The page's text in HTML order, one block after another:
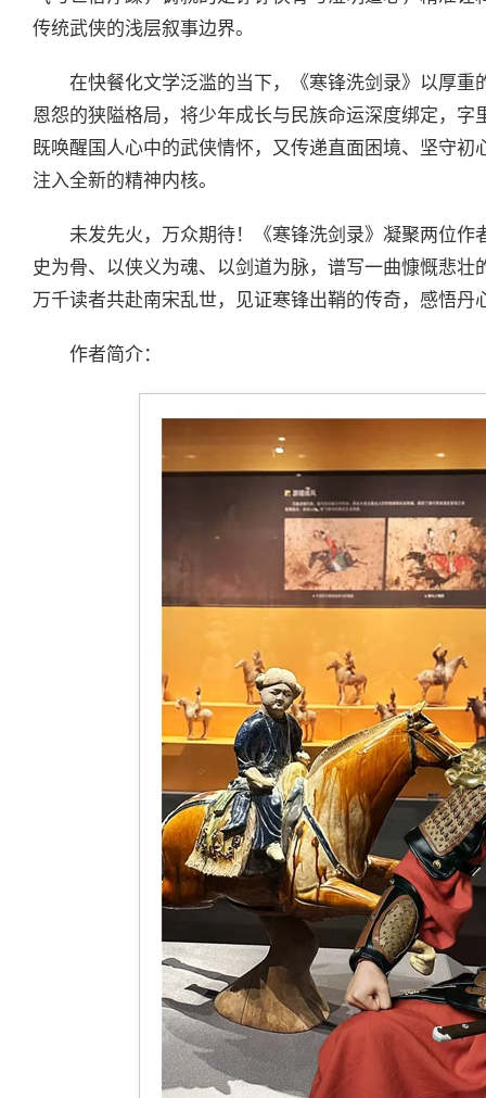
传统武侠的浅层叙事边界。
在快餐化文学泛滥的当下，《寒锋洗剑录》以厚
恩怨的狭隘格局，将少年成长与民族命运深度绑定，
既唤醒国人心中的武侠情怀，又传递直面困境、坚守
注入全新的精神内核。
未发先火，万众期待！《寒锋洗剑录》凝聚两位
史为骨、以侠义为魂、以剑道为脉，谱写一曲慷慨悲
万千读者共赴南宋乱世，见证寒锋出鞘的传奇，感悟丹
作者简介：